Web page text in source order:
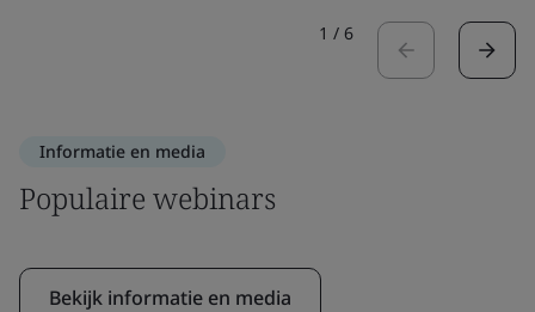
1 / 6
Informatie en media
Populaire webinars
Bekijk informatie en media